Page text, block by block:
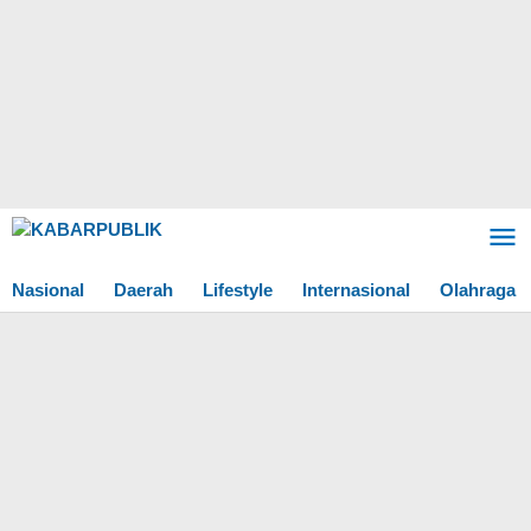
Lewati
Nasional
Daerah Lifestyle Internasional Olahraga